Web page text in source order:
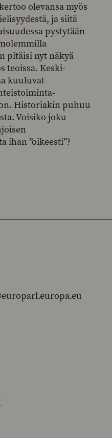
olevansa myös
ja siitä
pystytään
pitäisi nyt näkyä
teoissa. Keski-
kuuluvat
Historiakin puhuu
Voisiko joku
ihan ”oikeesti”?